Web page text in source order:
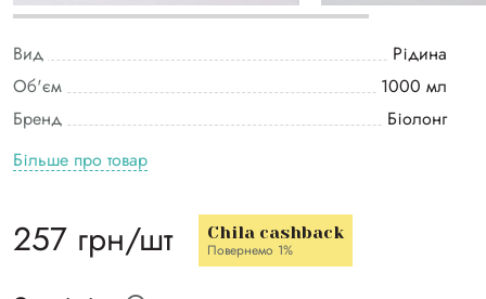
Вид
Рідина
Об'єм
1000 мл
Бренд
Біолонг
Більше про товар
257 грн/шт Chila cashback
Повернемо 1%